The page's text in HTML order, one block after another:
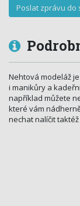
Nehtová modeláž
i manikůry a
například můžete
které vám
nechat nalíčit